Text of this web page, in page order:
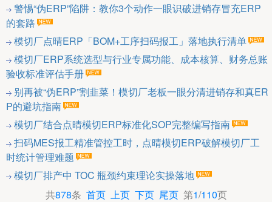
警惕“伪ERP”陷阱：教你3个动作一眼识破进销存冒充ERP
的套路
模切厂点晴ERP「BOM+工序扫码报工」落地执行清单
模切厂ERP系统选型与行业专属功能、成本核算、财务总账
验收标准评估手册
别再被“伪ERP”割韭菜！模切厂老板一眼分清进销存和真ER
P的避坑指南
模切厂结合点晴模切ERP标准化SOP完整编写指南
扫码MES报工精准管控工时，点晴模切ERP破解模切厂工
时统计管理难题
模切厂排产中 TOC 瓶颈约束理论实操落地
共878条 首页 上页 下页 尾页第1/110页